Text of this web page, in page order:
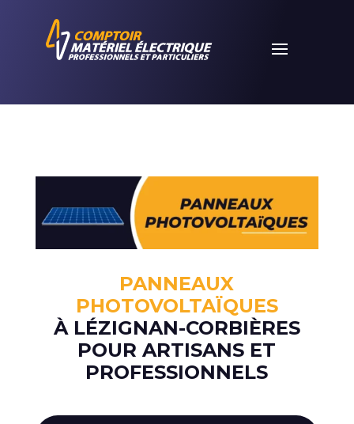
PANNEAUX
PHOTOVOLTAÏQUES
À LÉZIGNAN-CORBIÈRES
POUR ARTISANS ET
PROFESSIONNELS